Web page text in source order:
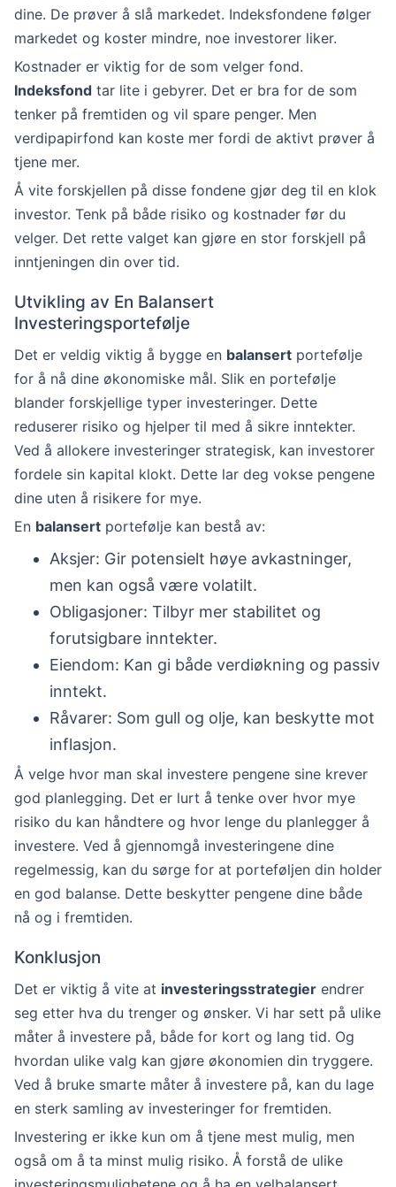
dine. De prøver å slå markedet. Indeksfondene følger
markedet og koster mindre, noe investorer liker.
Kostnader er viktig for de som velger fond.
Indeksfond tar lite i gebyrer. Det er bra for de som
tenker på fremtiden og vil spare penger. Men
verdipapirfond kan koste mer fordi de aktivt prøver å
tjene mer.
Å vite forskjellen på disse fondene gjør deg til en klok
investor. Tenk på både risiko og kostnader før du
velger. Det rette valget kan gjøre en stor forskjell på
inntjeningen din over tid.
Utvikling av En Balansert
Investeringsportefølje
Det er veldig viktig å bygge en balansert portefølje
for å nå dine økonomiske mål. Slik en portefølje
blander forskjellige typer investeringer. Dette
reduserer risiko og hjelper til med å sikre inntekter.
Ved å allokere investeringer strategisk, kan investorer
fordele sin kapital klokt. Dette lar deg vokse pengene
dine uten å risikere for mye.
En balansert portefølje kan bestå av:
Aksjer: Gir potensielt høye avkastninger,
men kan også være volatilt.
Obligasjoner: Tilbyr mer stabilitet og
forutsigbare inntekter.
Eiendom: Kan gi både verdiøkning og passiv
inntekt.
Råvarer: Som gull og olje, kan beskytte mot
inflasjon.
Å velge hvor man skal investere pengene sine krever
god planlegging. Det er lurt å tenke over hvor mye
risiko du kan håndtere og hvor lenge du planlegger å
investere. Ved å gjennomgå investeringene dine
regelmessig, kan du sørge for at porteføljen din holder
en god balanse. Dette beskytter pengene dine både
nå og i fremtiden.
Konklusjon
Det er viktig å vite at investeringsstrategier endrer
seg etter hva du trenger og ønsker. Vi har sett på ulike
måter å investere på, både for kort og lang tid. Og
hvordan ulike valg kan gjøre økonomien din tryggere.
Ved å bruke smarte måter å investere på, kan du lage
en sterk samling av investeringer for fremtiden.
Investering er ikke kun om å tjene mest mulig, men
også om å ta minst mulig risiko. Å forstå de ulike